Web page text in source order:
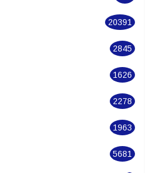
551
20391
2845
1626
2278